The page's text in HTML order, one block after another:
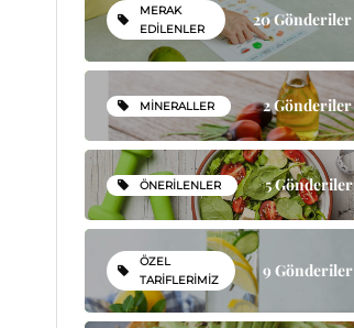
MERAK
EDILENLER
20 Gönderiler
MINERALLER 2 Gönderiler
ÖNERILENLER 5 Gönderiler
ÖZEL
TARIFLERIMIZ
9 Gönderiler